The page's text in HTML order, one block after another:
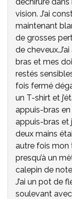
vision. J’ai
maintenant
de grosses
de
bras et mes
restés
fois fermé
un T-shirt et
appuis-bras en
appuis-bras et
deux mains
autre fois mon
presqu’à un
calepin de
J’ai un pot de
soulevant avec